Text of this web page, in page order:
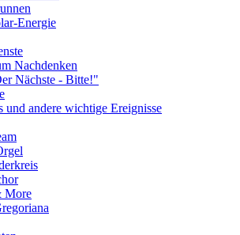
Energie
Nachdenken
Nächste - Bitte!"
und andere wichtige Ereignisse
More